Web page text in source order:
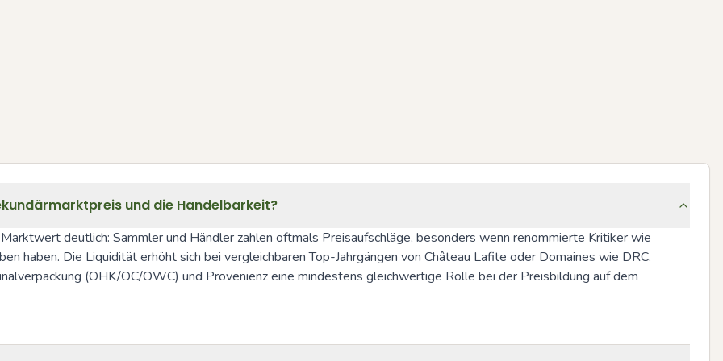
und die Handelbarkeit?
deutlich: Sammler und Händler zahlen oftmals Preisaufschläge, besonders wenn renommierte Kritiker wie
haben. Die Liquidität erhöht sich bei vergleichbaren Top-Jahrgängen von Château Lafite oder Domaines wie DRC.
(OHK/OC/OWC) und Provenienz eine mindestens gleichwertige Rolle bei der Preisbildung auf dem